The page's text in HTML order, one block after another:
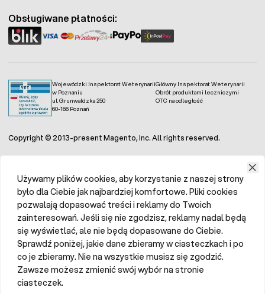
Wojewódzki Inspektorat Weterynarii
w Poznaniu
ul. Grunwaldzka 250
60-166 Poznań
Główny Inspektorat Weterynarii
Obrót produktami leczniczymi
OTC na odległość
Obsługiwane płatności:
Copyright © 2013-present Magento, Inc. All rights reserved.
Używamy plików cookies, aby korzystanie z naszej strony
było dla Ciebie jak najbardziej komfortowe. Pliki cookies
pozwalają dopasować treści i reklamy do Twoich
zainteresowań. Jeśli się nie zgodzisz, reklamy nadal będą
się wyświetlać, ale nie będą dopasowane do Ciebie.
Sprawdź poniżej, jakie dane zbieramy w ciasteczkach i po
co je zbieramy. Nie na wszystkie musisz się zgodzić.
Zawsze możesz zmienić swój wybór na stronie
ciasteczek.